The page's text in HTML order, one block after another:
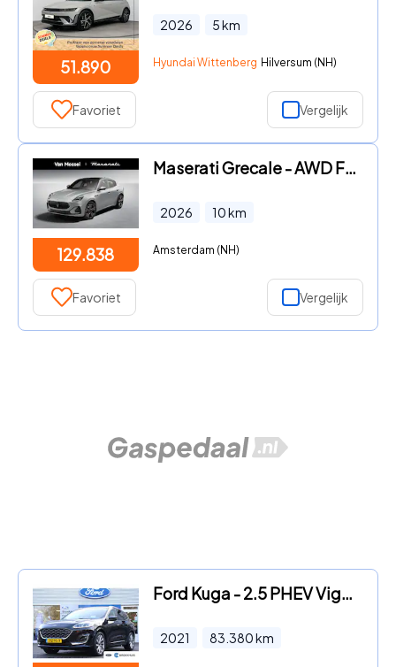
51.890
2026 5km
Hyundai Wittenberg Hilversum (NH)
Favoriet Vergelijk
129.838
Maserati Grecale - AWD Folgore 105kWh 550pk | WLTP 580km | Climate Package | Te
2026 10km
Amsterdam (NH)
Favoriet Vergelijk
Ford Kuga - 2.5 PHEV Vignale | LEDER | ADAPTIVE CRUISE | CAMERA | HEAD U
2021 83.380km